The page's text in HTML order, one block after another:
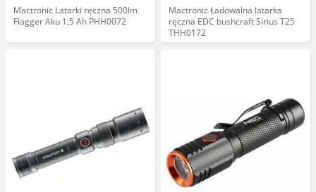
Mactronic Latarki ręczna 500lm
Flagger Aku 1,5 Ah PHH0072
Mactronic Ładowalna latarka
ręczna EDC bushcraft Sirius T25
THH0172